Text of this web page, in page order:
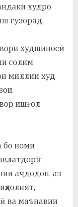
худро
гузорад.
худшиносӣ
солим
миллии худ
ишғол
бо номи
аҷдодон, аз
ва маънавии